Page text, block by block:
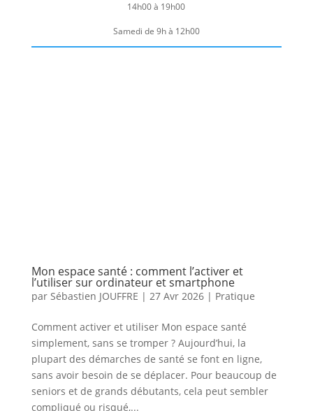
14h00 à 19h00
Samedi de 9h à 12h00
Mon espace santé : comment l’activer et
l’utiliser sur ordinateur et smartphone
par Sébastien JOUFFRE | 27 Avr 2026| Pratique
Comment activer et utiliser Mon espace santé
simplement, sans se tromper ? Aujourd’hui, la
plupart des démarches de santé se font en ligne,
sans avoir besoin de se déplacer. Pour beaucoup de
seniors et de grands débutants, cela peut sembler
compliqué ou risqué,...